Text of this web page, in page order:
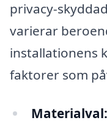
privacy-
varierar
installationens
faktorer som
Materialval: